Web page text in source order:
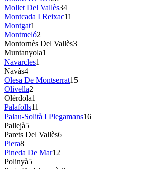
Mollet Del Vallès34
Montcada I Reixac11
Montgat1
Montmeló2
Montornès Del Vallès3
Muntanyola1
Navarcles1
Navàs4
Olesa De Montserrat15
Olivella2
Olèrdola1
Palafolls11
Palau-Solità I Plegamans16
Pallejà5
Parets Del Vallès6
Piera8
Pineda De Mar12
Polinyà5